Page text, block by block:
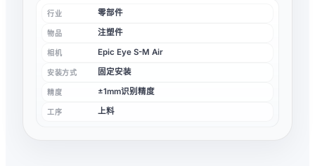
行业 零部件
物品 注塑件
相机 Epic Eye S-M Air
安装方式 固定安装
精度 ±1mm识别精度
工序 上料